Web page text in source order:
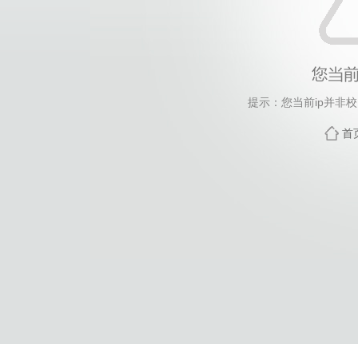
提示：您当前ip并非
首